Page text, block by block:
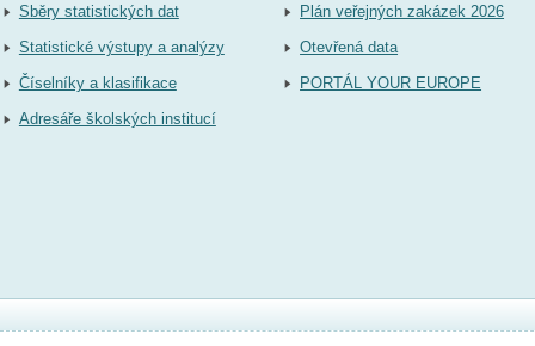
Sběry statistických dat
Statistické výstupy a analýzy
Číselníky a klasifikace
Adresáře školských institucí
Plán veřejných zakázek 2026
Otevřená data
PORTÁL YOUR EUROPE